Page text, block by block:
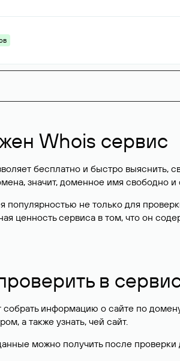
Whois сервис
бесплатно и быстро
значит, доменное имя свободно
популярностью не только для
ценность сервиса в том, что он
в
информацию о сайте по
а также узнать, чей сайт.
можно получить после